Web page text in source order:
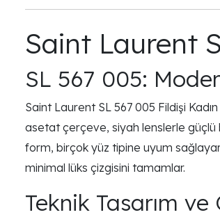
Saint Laurent
SL 567 005:
Saint Laurent SL 567 005 Fildişi
asetat çerçeve, siyah lenslerle güçlü
form, birçok yüz tipine uyum
minimal lüks çizgisini tamamlar.
Teknik Tasarım ve